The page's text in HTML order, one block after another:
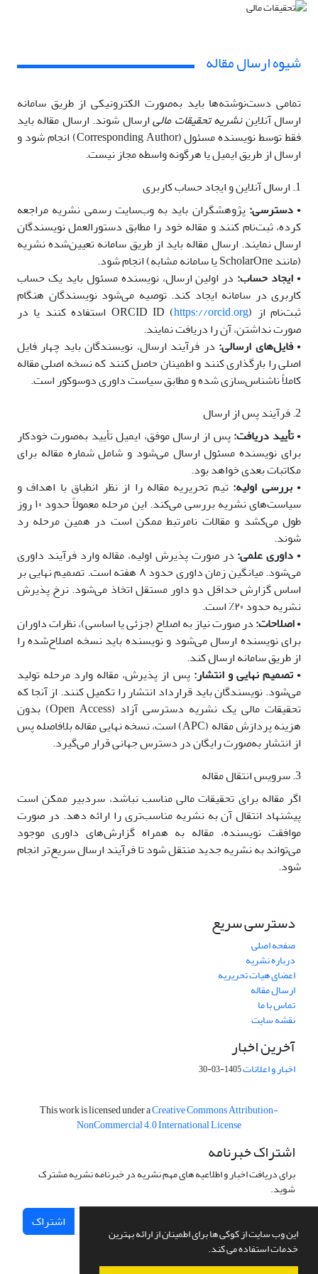
این وب سایت از کوکی ها برای اطمینان از ارائه بهترین
خدمات استفاده می کند.
شیوه ارسال مقاله
تمامی دست‌نوشته‌ها باید به‌صورت الکترونیکی از طریق سامانه
ارسال آنلایننشریه تحقیقات مالیارسال شوند. ارسال مقاله باید
فقط توسط نویسنده مسئول (Corresponding Author) انجام شود و
ارسال از طریق ایمیل یا هرگونه واسطه مجاز نیست.
1. ارسال آنلاین و ایجاد حساب کاربری
•دسترسی: پژوهشگران باید به وب‌سایت رسمی نشریه مراجعه
کرده، ثبت‌نام کنند و مقاله خود را مطابق دستورالعمل نویسندگان
ارسال نمایند. ارسال مقاله باید از طریق سامانه تعیین‌شده نشریه
(مانند ScholarOne یا سامانه مشابه) انجام شود.
• ایجاد حساب: در اولین ارسال، نویسنده مسئول باید یک حساب
کاربری در سامانه ایجاد کند. توصیه می‌شود نویسندگان هنگام
ثبت‌نام از ORCID ID ( https://orcid.org
) استفاده کنند یا در
صورت نداشتن، آن را دریافت نمایند.
•فایل‌های ارسالی: در فرآیند ارسال، نویسندگان باید چهار فایل
اصلی را بارگذاری کنند و اطمینان حاصل کنند که نسخه اصلی مقاله
کاملاً ناشناس‌سازی شده و مطابق سیاست داوری دو‌سوکور است.
2. فرآیند پس از ارسال
•تأیید دریافت:پس از ارسال موفق، ایمیل تأیید به‌صورت خودکار
برای نویسنده مسئول ارسال می‌شود و شامل شماره مقاله برای
مکاتبات بعدی خواهد بود.
•بررسی اولیه: تیم تحریریه مقاله را از نظر انطباق با اهداف و
سیاست‌های نشریه بررسی می‌کند. این مرحله معمولاً حدود ۱۰ روز
طول می‌کشد و مقالات نامرتبط ممکن است در همین مرحله رد
شوند.
• داوری علمی: در صورت پذیرش اولیه، مقاله وارد فرآیند داوری
می‌شود. میانگین زمان داوری حدود ۸ هفته است. تصمیم نهایی بر
اساس گزارش حداقل دو داور مستقل اتخاذ می‌شود. نرخ پذیرش
نشریه حدود ۲۰٪ است.
•اصلاحات:در صورت نیاز به اصلاح (جزئی یا اساسی)، نظرات داوران
برای نویسنده ارسال می‌شود و نویسنده باید نسخه اصلاح‌شده را
از طریق سامانه ارسال کند.
•تصمیم نهایی و انتشار: پس از پذیرش، مقاله وارد مرحله تولید
می‌شود. نویسندگان باید قرارداد انتشار را تکمیل کنند. از آنجا که
تحقیقات مالی یک نشریه دسترسی آزاد (Open Access) بدون
هزینه پردازش مقاله (APC) است، نسخه نهایی مقاله بلافاصله پس
از انتشار به‌صورت رایگان در دسترس جهانی قرار می‌گیرد.
3. سرویس انتقال مقاله
اگر مقاله برای تحقیقات مالی مناسب نباشد، سردبیر ممکن است
پیشنهاد انتقال آن به نشریه مناسب‌تری را ارائه دهد. در صورت
موافقت نویسنده، مقاله به همراه گزارش‌های داوری موجود
می‌تواند به نشریه جدید منتقل شود تا فرآیند ارسال سریع‌تر انجام
شود.
دسترسی سریع
صفحه اصلی
درباره نشریه
اعضای هیات تحریریه
ارسال مقاله
تماس با ما
نقشه سایت
آخرین اخبار
اخبار و اعلانات1405-03-30
This work is licensed under aCreative Commons Attribution-
NonCommercial 4.0 International License
اشتراک خبرنامه
برای دریافت اخبار و اطلاعیه های مهم نشریه در خبرنامه نشریه مشترک
شوید.
اشتراک